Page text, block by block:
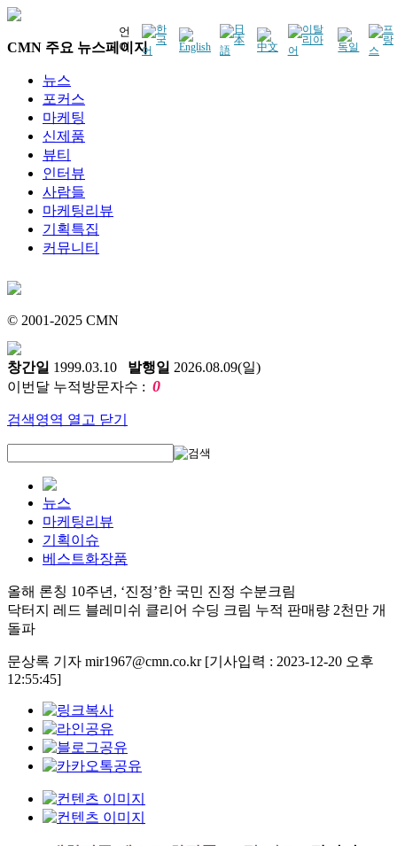
언
어
CMN 주요 뉴스페이지
뉴스
포커스
마케팅
신제품
뷰티
인터뷰
사람들
마케팅리뷰
기획특집
커뮤니티
© 2001-2025 CMN
창간일 1999.03.10 발행일 2026.08.09(일)
이번달 누적방문자수 : 0
검색영역 열고 닫기
뉴스
마케팅리뷰
기획이슈
베스트화장품
올해 론칭 10주년, ‘진정’한 국민 진정 수분크림
닥터지 레드 블레미쉬 클리어 수딩 크림 누적 판매량 2천만 개
돌파
문상록 기자 mir1967@cmn.co.kr [기사입력 : 2023-12-20 오후
12:55:45]